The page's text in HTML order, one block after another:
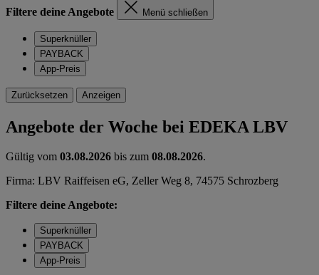
Filtere deine Angebote Menü schließen
Superknüller
PAYBACK
App-Preis
Zurücksetzen Anzeigen
Angebote der Woche bei EDEKA LBV
Gültig vom 03.08.2026 bis zum 08.08.2026.
Firma: LBV Raiffeisen eG, Zeller Weg 8, 74575 Schrozberg
Filtere deine Angebote:
Superknüller
PAYBACK
App-Preis